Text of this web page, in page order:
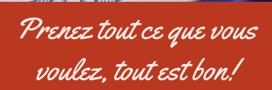
Prenez tout ce que vous
voulez, tout est bon!